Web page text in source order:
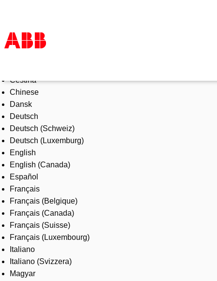
Products & Solutions
Industries
Services
About us
Where to buy
Contact us
Careers
Čeština
Chinese
Dansk
Deutsch
Deutsch (Schweiz)
Deutsch (Luxemburg)
English
English (Canada)
Español
Français
Français (Belgique)
Français (Canada)
Français (Suisse)
Français (Luxembourg)
Italiano
Italiano (Svizzera)
Magyar